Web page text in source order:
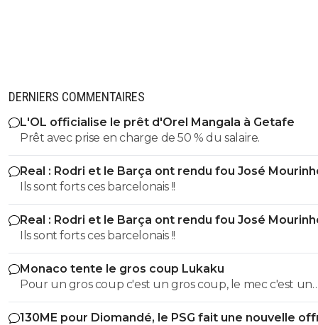
DERNIERS COMMENTAIRES
L'OL officialise le prêt d'Orel Mangala à Getafe
Prêt avec prise en charge de 50 % du salaire.
Real : Rodri et le Barça ont rendu fou José
Ils sont forts ces barcelonais !!
Real : Rodri et le Barça ont rendu fou José
Ils sont forts ces barcelonais !!
Monaco tente le gros coup Lukaku
Pour un gros coup c'est un gros coup, le mec c'est un
Sumotori !
130ME pour Diomandé, le PSG fait une nouvelle